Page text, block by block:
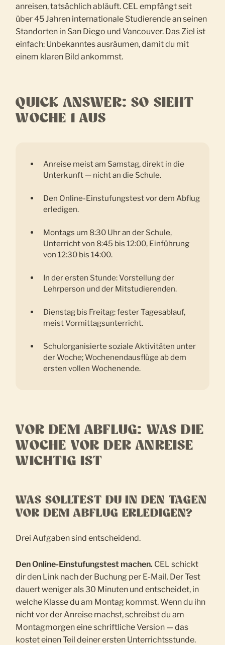
anreisen, tatsächlich abläuft. CEL empfängt seit
über 45 Jahren internationale Studierende an seinen
Standorten in San Diego und Vancouver. Das Ziel ist
einfach: Unbekanntes ausräumen, damit du mit
einem klaren Bild ankommst.
QUICK ANSWER: SO SIEHT
WOCHE 1 AUS
Anreise meist am Samstag, direkt in die
Unterkunft — nicht an die Schule.
Den Online-Einstufungstest vor dem Abflug
erledigen.
Montags um 8:30 Uhr an der Schule,
Unterricht von 8:45 bis 12:00, Einführung
von 12:30 bis 14:00.
In der ersten Stunde: Vorstellung der
Lehrperson und der Mitstudierenden.
Dienstag bis Freitag: fester Tagesablauf,
meist Vormittagsunterricht.
Schulorganisierte soziale Aktivitäten unter
der Woche; Wochenendausflüge ab dem
ersten vollen Wochenende.
VOR DEM ABFLUG: WAS DIE
WOCHE VOR DER ANREISE
WICHTIG IST
WAS SOLLTEST DU IN DEN TAGEN
VOR DEM ABFLUG ERLEDIGEN?
Drei Aufgaben sind entscheidend.
Den Online-Einstufungstest machen. CEL schickt
dir den Link nach der Buchung per E-Mail. Der Test
dauert weniger als 30 Minuten und entscheidet, in
welche Klasse du am Montag kommst. Wenn du ihn
nicht vor der Anreise machst, schreibst du am
Montagmorgen eine schriftliche Version — das
kostet einen Teil deiner ersten Unterrichtsstunde.